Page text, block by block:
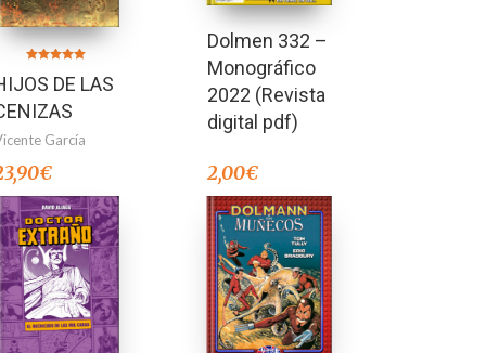
5.00
de 5 DE LAS
García
€
Dolmen 332 –
Monográfico
2022 (Revista
digital pdf)
2,00€